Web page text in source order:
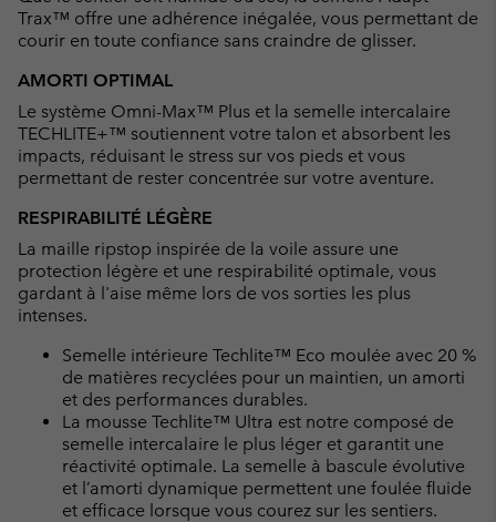
Trax™ offre une adhérence inégalée, vous permettant de
courir en toute confiance sans craindre de glisser.
AMORTI OPTIMAL
Le système Omni-Max™ Plus et la semelle intercalaire
TECHLITE+™ soutiennent votre talon et absorbent les
impacts, réduisant le stress sur vos pieds et vous
permettant de rester concentrée sur votre aventure.
RESPIRABILITÉ LÉGÈRE
La maille ripstop inspirée de la voile assure une
protection légère et une respirabilité optimale, vous
gardant à l'aise même lors de vos sorties les plus
intenses.
Semelle intérieure Techlite™ Eco moulée avec 20 %
de matières recyclées pour un maintien, un amorti
et des performances durables.
La mousse Techlite™ Ultra est notre composé de
semelle intercalaire le plus léger et garantit une
réactivité optimale. La semelle à bascule évolutive
et l’amorti dynamique permettent une foulée fluide
et efficace lorsque vous courez sur les sentiers.